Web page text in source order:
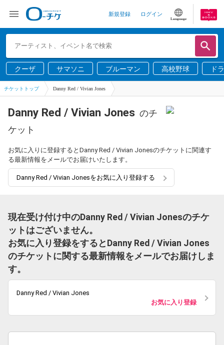
新規登録 ログイン
Language
クーザ サマソニ ブルーマン 高校野球 ド
チケットトップ Danny Red / Vivian Jones
Danny Red / Vivian Jones のチ
ケット
お気に入りに登録するとDanny Red / Vivian Jonesのチケットに関連す
る最新情報をメールでお届けいたします。
Danny Red / Vivian Jonesをお気に入り登録する
現在受け付け中のDanny Red / Vivian Jonesのチケ
ットはございません。
お気に入り登録をするとDanny Red / Vivian Jones
のチケットに関する最新情報をメールでお届けしま
す。
Danny Red / Vivian Jones
お気に入り登録